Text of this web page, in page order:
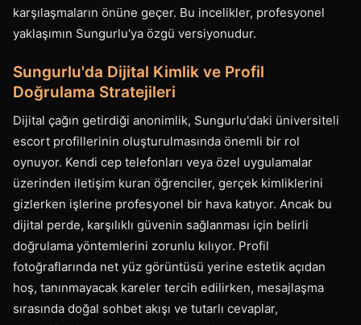
karşılaşmaların önüne geçer. Bu incelikler, profesyonel
yaklaşımın Sungurlu'ya özgü versiyonudur.
Sungurlu'da Dijital Kimlik ve Profil
Doğrulama Stratejileri
Dijital çağın getirdiği anonimlik, Sungurlu'daki üniversiteli
escort profillerinin oluşturulmasında önemli bir rol
oynuyor. Kendi cep telefonları veya özel uygulamalar
üzerinden iletişim kuran öğrenciler, gerçek kimliklerini
gizlerken işlerine profesyonel bir hava katıyor. Ancak bu
dijital perde, karşılıklı güvenin sağlanması için belirli
doğrulama yöntemlerini zorunlu kılıyor. Profil
fotoğraflarında net yüz görüntüsü yerine estetik açıdan
hoş, tanınmayacak kareler tercih edilirken, mesajlaşma
sırasında doğal sohbet akışı ve tutarlı cevaplar,